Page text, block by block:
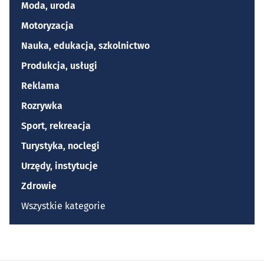
Moda, uroda
Motoryzacja
Nauka, edukacja, szkolnictwo
Produkcja, usługi
Reklama
Rozrywka
Sport, rekreacja
Turystyka, noclegi
Urzędy, instytucje
Zdrowie
Wszystkie kategorie